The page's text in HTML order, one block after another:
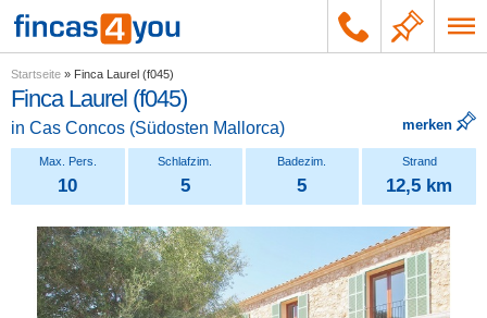
Startseite » Finca Laurel (f045)
Finca Laurel (f045)
in Cas Concos (Südosten Mallorca) merken
10 5 5 12,5 km